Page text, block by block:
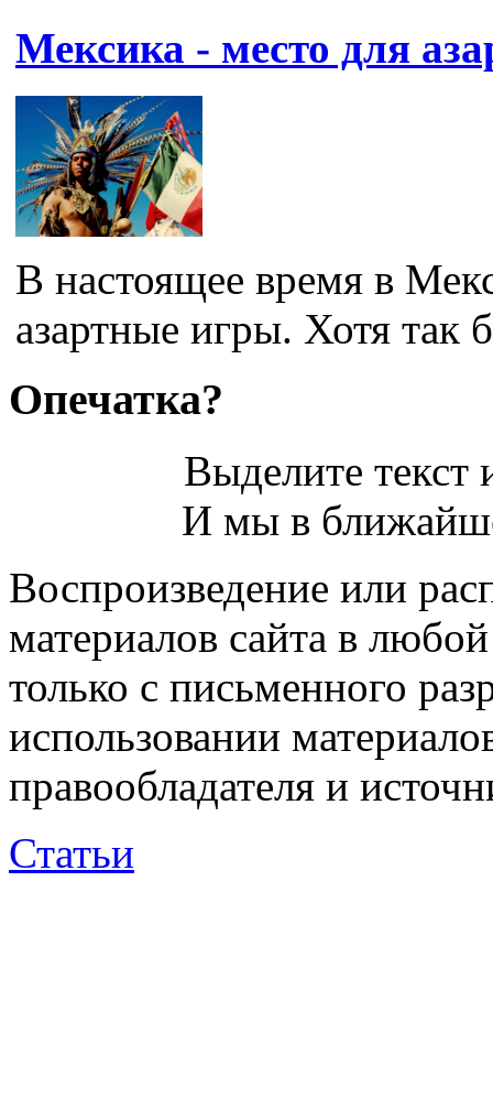
Мексика - место для
В настоящее время в
азартные игры. Хотя так
Опечатка?
Выделите
И мы в
Воспроизведение или
материалов сайта в
только с письменного
использовании
правообладателя и
Статьи